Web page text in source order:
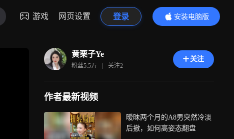
游戏 网页设置 登录
安装电脑版
内容更精彩
黄栗子Ye
粉丝5.5万 | 关注2
关注
作者最新视频
暧昧两个月的A8男突然冷淡
后撤，如何高姿态翻盘